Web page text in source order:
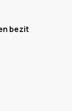
bezit